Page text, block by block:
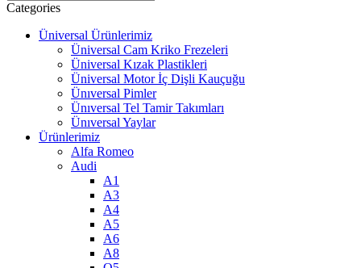
Categories
Üniversal Ürünlerimiz
Üniversal Cam Kriko Frezeleri
Üniversal Kızak Plastikleri
Üniversal Motor İç Dişli Kauçuğu
Ünıversal Pimler
Ünıversal Tel Tamir Takımları
Ünıversal Yaylar
Ürünlerimiz
Alfa Romeo
Audi
A1
A3
A4
A5
A6
A8